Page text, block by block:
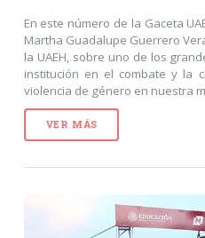
En este número de la Gaceta
Martha Guadalupe Guerrero
la UAEH, sobre uno de los
institución en el combate y la
violencia de género en nuestra
VER MÁS